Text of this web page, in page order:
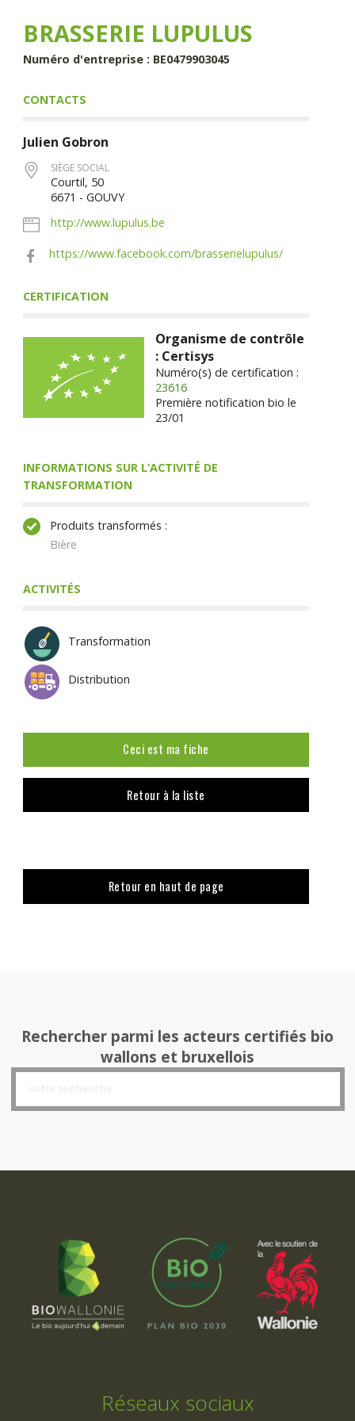
BRASSERIE LUPULUS
Numéro d'entreprise : BE0479903045
CONTACTS
Julien Gobron
SIÈGE SOCIAL
Courtil, 50
6671 - GOUVY
http://www.lupulus.be
https://www.facebook.com/brasserielupulus/
CERTIFICATION
Organisme de contrôle
: Certisys
Numéro(s) de certification :
23616
Première notification bio le
23/01
INFORMATIONS SUR L’ACTIVITÉ DE
TRANSFORMATION
Produits transformés :
Bière
ACTIVITÉS
Transformation
Distribution
Ceci est ma fiche
Retour à la liste
Retour en haut de page
Rechercher parmi les acteurs certifiés bio
wallons et bruxellois
Réseaux sociaux